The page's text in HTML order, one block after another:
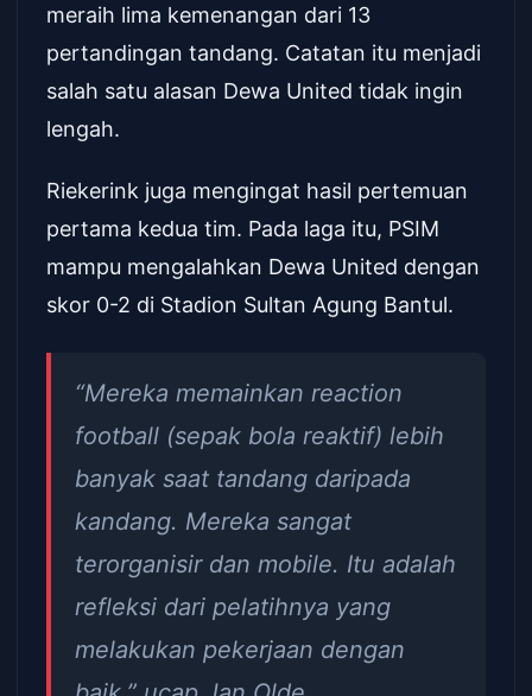
meraih lima kemenangan dari 13
pertandingan tandang. Catatan itu menjadi
salah satu alasan Dewa United tidak ingin
lengah.
Riekerink juga mengingat hasil pertemuan
pertama kedua tim. Pada laga itu, PSIM
mampu mengalahkan Dewa United dengan
skor 0-2 di Stadion Sultan Agung Bantul.
“Mereka memainkan reaction
football (sepak bola reaktif) lebih
banyak saat tandang daripada
kandang. Mereka sangat
terorganisir dan mobile. Itu adalah
refleksi dari pelatihnya yang
melakukan pekerjaan dengan